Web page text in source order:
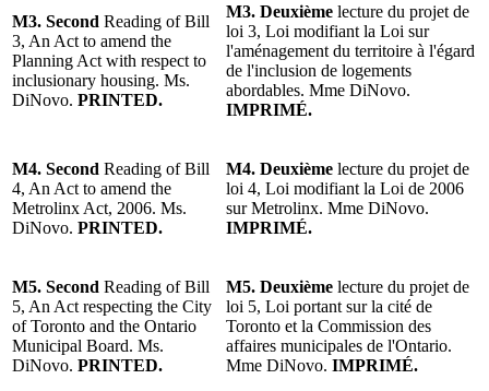
M3. Second Reading of Bill
3, An Act to amend the
Planning Act with respect to
inclusionary housing. Ms.
DiNovo. PRINTED.
M3. Deuxième lecture du projet de
loi 3, Loi modifiant la Loi sur
l'aménagement du territoire à l'égard
de l'inclusion de logements
abordables. Mme DiNovo.
IMPRIMÉ.
M4. Second Reading of Bill
4, An Act to amend the
Metrolinx Act, 2006. Ms.
DiNovo. PRINTED.
M4. Deuxième lecture du projet de
loi 4, Loi modifiant la Loi de 2006
sur Metrolinx. Mme DiNovo.
IMPRIMÉ.
M5. Second Reading of Bill
5, An Act respecting the City
of Toronto and the Ontario
Municipal Board. Ms.
DiNovo. PRINTED.
M5. Deuxième lecture du projet de
loi 5, Loi portant sur la cité de
Toronto et la Commission des
affaires municipales de l'Ontario.
Mme DiNovo. IMPRIMÉ.